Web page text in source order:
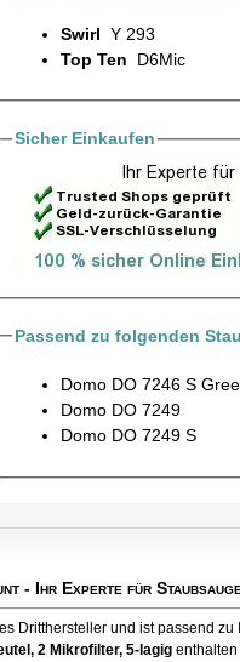
Swirl Y 293
Top Ten D6Mic
Sicher Einkaufen
Passend zu folgenden
Domo DO 7246 S
Domo DO 7249
Domo DO 7249 S
- Ihr Experte für
Dritthersteller und ist passend zu
, 2 Mikrofilter, 5-lagig